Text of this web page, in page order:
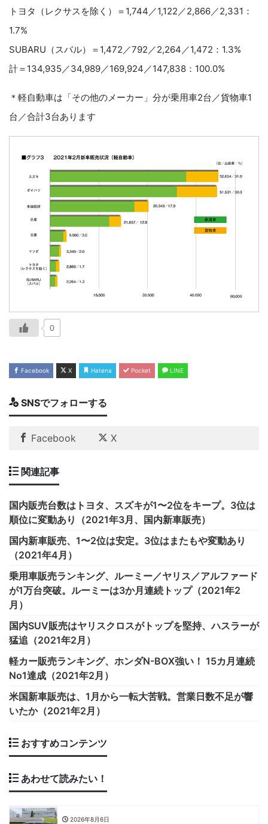
トヨタ（レクサスを除く）＝1,744／1,122／2,866／2,331：
1.7%
SUBARU（スバル）＝1,472／792／2,264／1,472：1.3%
計＝134,935／34,989／169,924／147,838：100.0%
＊軽自動車は「その他のメーカー」分が乗用車2台／貨物車1
台／合計3台あります
0
Facebook X Hatena Pocket LINE
SNSでフォローする
Facebook X
関連記事
国内販売台数はトヨタ、スズキが1〜2位をキープ。3位は
順位に変動あり（2021年3月、国内新車販売）
国内新車販売、1〜2位は安定。3位はまたもや変動あり
（2021年4月）
乗用車販売ランキング、ルーミー／ヤリス／アルファード
が1万台突破。ルーミーは3か月連続トップ（2021年2
月）
国内SUV販売はヤリスクロスがトップを堅持、ハスラーが
猛追（2021年2月）
軽カー販売ランキング、ホンダN-BOX強い！ 15カ月連続
No1達成（2021年2月）
米国新車販売は、1月から一転大苦戦。営業日数不足が響
いたか（2021年2月）
おすすめコンテンツ
あわせて読みたい！
2026年8月6日